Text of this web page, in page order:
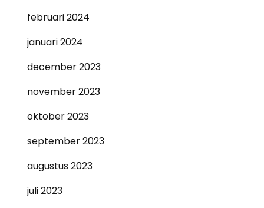
februari 2024
januari 2024
december 2023
november 2023
oktober 2023
september 2023
augustus 2023
juli 2023